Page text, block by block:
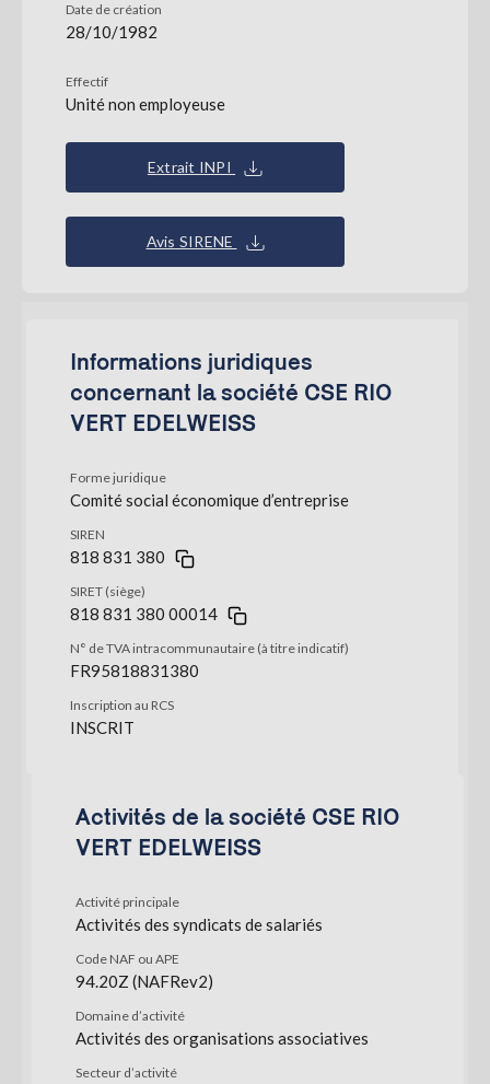
Date de création
28/10/1982
Effectif
Unité non employeuse
Extrait INPI
Avis SIRENE
Informations juridiques
concernant la société CSE RIO
VERT EDELWEISS
Forme juridique
Comité social économique d’entreprise
SIREN
818 831 380
SIRET (siège)
818 831 380 00014
N° de TVA intracommunautaire (à titre indicatif)
FR95818831380
Inscription au RCS
INSCRIT
Activités de la société CSE RIO
VERT EDELWEISS
Activité principale
Activités des syndicats de salariés
Code NAF ou APE
94.20Z (NAFRev2)
Domaine d’activité
Activités des organisations associatives
Secteur d’activité